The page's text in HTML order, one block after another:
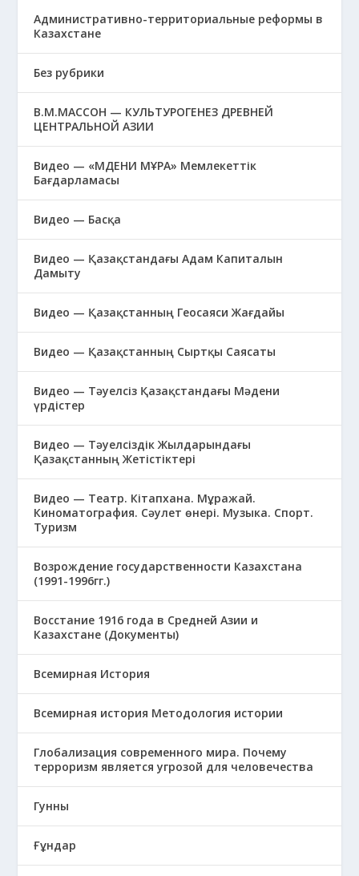
Административно-территориальные реформы в
Казахстане
Без рубрики
В.М.МАССОН — КУЛЬТУРОГЕНЕЗ ДРЕВНЕЙ
ЦЕНТРАЛЬНОЙ АЗИИ
Видео — «МӘДЕНИ МҰРА» Мемлекеттік
Бағдарламасы
Видео — Басқа
Видео — Қазақстандағы Адам Капиталын
Дамыту
Видео — Қазақстанның Геосаяси Жағдайы
Видео — Қазақстанның Сыртқы Саясаты
Видео — Тәуелсіз Қазақстандағы Мәдени
үрдістер
Видео — Тәуелсіздік Жылдарындағы
Қазақстанның Жетістіктері
Видео — Театр. Кітапхана. Мұражай.
Киноматография. Сәулет өнері. Музыка. Спорт.
Туризм
Возрождение государственности Казахстана
(1991-1996гг.)
Восстание 1916 года в Средней Азии и
Казахстане (Документы)
Всемирная История
Всемирная история Методология истории
Глобализация современного мира. Почему
терроризм является угрозой для человечества
Гунны
Ғұндар